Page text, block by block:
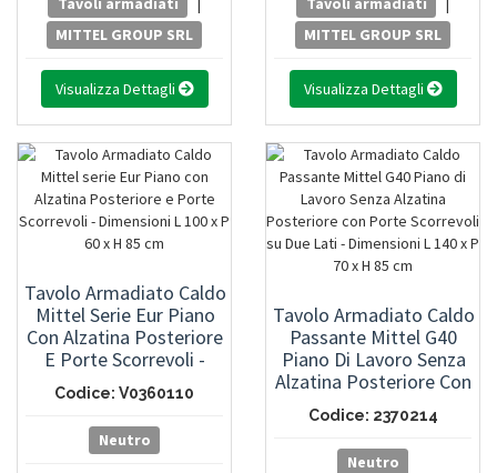
MITTEL GROUP SRL
Visualizza Dettagli
MITTEL GROUP SRL
Visualizza Dettagli
Tavolo Armadiato Caldo
Mittel Serie Eur Piano
Con Alzatina Posteriore
E Porte Scorrevoli -
Dimensioni L 100 X P 60
X H 85 Cm
Codice: V0360110
Neutro
Tavolo Armadiato Caldo
Passante Mittel G40
Piano Di Lavoro Senza
Alzatina Posteriore Con
Porte Scorrevoli Su Due
Lati - Dimensioni L 140 X
P 70 X H 85 Cm
Codice: 2370214
Neutro